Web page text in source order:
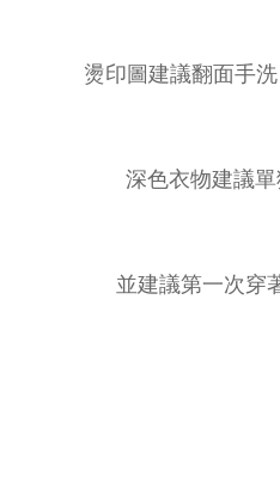
燙印圖建議翻面手
深色衣物建議
並建議第一次穿